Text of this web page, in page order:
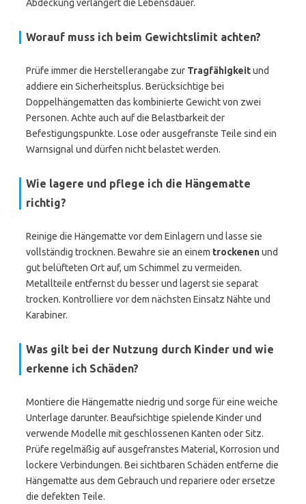
Abdeckung verlängert die Lebensdauer.
Worauf muss ich beim Gewichtslimit achten?
Prüfe immer die Herstellerangabe zur Tragfähigkeitund
addiere ein Sicherheitsplus. Berücksichtige bei
Doppelhängematten das kombinierte Gewicht von zwei
Personen. Achte auch auf die Belastbarkeit der
Befestigungspunkte. Lose oder ausgefranste Teile sind ein
Warnsignal und dürfen nicht belastet werden.
Wie lagere und pflege ich die Hängematte
richtig?
Reinige die Hängematte vor dem Einlagern und lasse sie
vollständig trocknen. Bewahre sie an einem trockenenund
gut belüfteten Ort auf, um Schimmel zu vermeiden.
Metallteile entfernst du besser und lagerst sie separat
trocken. Kontrolliere vor dem nächsten Einsatz Nähte und
Karabiner.
Was gilt bei der Nutzung durch Kinder und wie
erkenne ich Schäden?
Montiere die Hängematte niedrig und sorge für eine weiche
Unterlage darunter. Beaufsichtige spielende Kinder und
verwende Modelle mit geschlossenen Kanten oder Sitz.
Prüfe regelmäßig auf ausgefranstes Material, Korrosion und
lockere Verbindungen. Bei sichtbaren Schäden entferne die
Hängematte aus dem Gebrauch und repariere oder ersetze
die defekten Teile.